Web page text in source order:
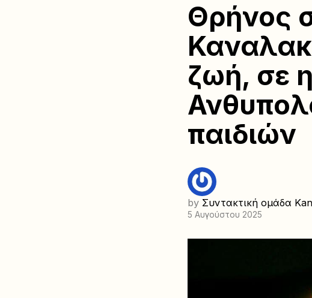
Θρήνος
ζωή, σε
παιδιών
by Συντακτική ομάδα
5 Αυγούστου 2025